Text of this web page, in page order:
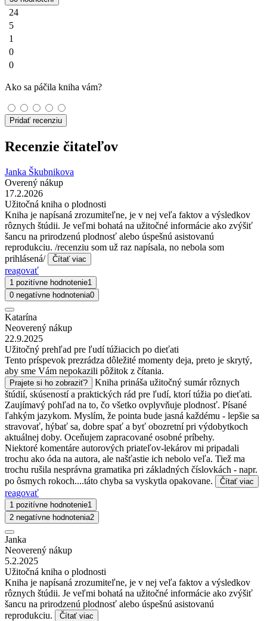
24
5
1
0
0
Ako sa páčila kniha vám?
Pridať recenziu
Recenzie čitateľov
Janka Škubnikova
Overený nákup
17.2.2026
Užitočná kniha o plodnosti
Kniha je napísaná zrozumiteľne, je v nej veľa faktov a výsledkov
rôznych štúdii. Je veľmi bohatá na užitočné informácie ako zvýšiť
šancu na prirodzenú plodnosť alebo úspešnú asistovanú
reprodukciu. /recenziu som už raz napísala, no nebola som
prihlásená/
Čítať viac
reagovať
1 pozitívne hodnotenie1
0 negatívne hodnotenia0
Katarína
Neoverený nákup
22.9.2025
Užitočný prehľad pre ľudí túžiacich po dieťati
Tento príspevok prezrádza dôležité momenty deja, preto je skrytý,
aby sme Vám nepokazili pôžitok z čítania.
Prajete si ho zobraziť?
Kniha prináša užitočný sumár rôznych
štúdií, skúseností a praktických rád pre ľudí, ktorí túžia po dieťati.
Zaujímavý pohľad na to, čo všetko ovplyvňuje plodnosť. Písané
ľahkým jazykom. Myslím, že pointa bude jasná každému - lepšie sa
stravovať, hýbať sa, dobre spať a byť obozretní pri výdobytkoch
aktuálnej doby. Oceňujem zapracované osobné príbehy.
Niektoré komentáre autorových priateľov-lekárov mi pripadali
trochu ako óda na autora, ale našťastie ich nebolo veľa. Tiež ma
trochu rušila nesprávna gramatika pri základných číslovkách - napr.
po ôsmych rokoch....táto chyba sa vyskytla opakovane.
Čítať viac
reagovať
1 pozitívne hodnotenie1
2 negatívne hodnotenia2
Janka
Neoverený nákup
5.2.2025
Užitočná kniha o plodnosti
Kniha je napísaná zrozumiteľne, je v nej veľa faktov a výsledkov
rôznych štúdii. Je veľmi bohatá na užitočné informácie ako zvýšiť
šancu na prirodzenú plodnosť alebo úspešnú asistovanú
reprodukciu.
Čítať viac